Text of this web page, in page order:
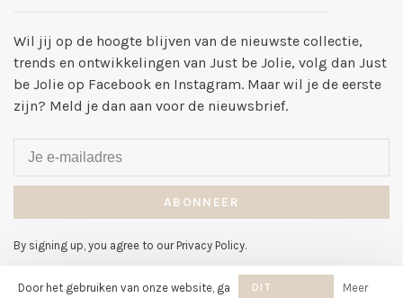
Wil jij op de hoogte blijven van de nieuwste collectie,
trends en ontwikkelingen van Just be Jolie, volg dan Just
be Jolie op Facebook en Instagram. Maar wil je de eerste
zijn? Meld je dan aan voor de nieuwsbrief.
ABONNEER
By signing up, you agree to our Privacy Policy.
Door het gebruiken van onze website, ga DIT Meer